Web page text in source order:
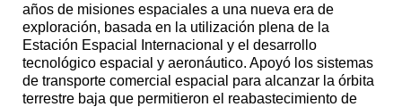
años de misiones espaciales a una nueva era de
exploración, basada en la utilización plena de la
Estación Espacial Internacional y el desarrollo
tecnológico espacial y aeronáutico. Apoyó los sistemas
de transporte comercial espacial para alcanzar la órbita
terrestre baja que permitieron el reabastecimiento de